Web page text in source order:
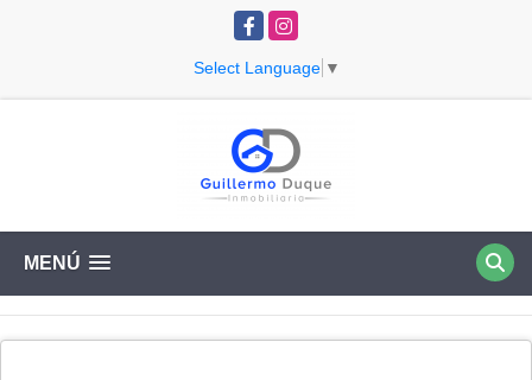
FacebookInstagram
Select Language ▼
MENÚ